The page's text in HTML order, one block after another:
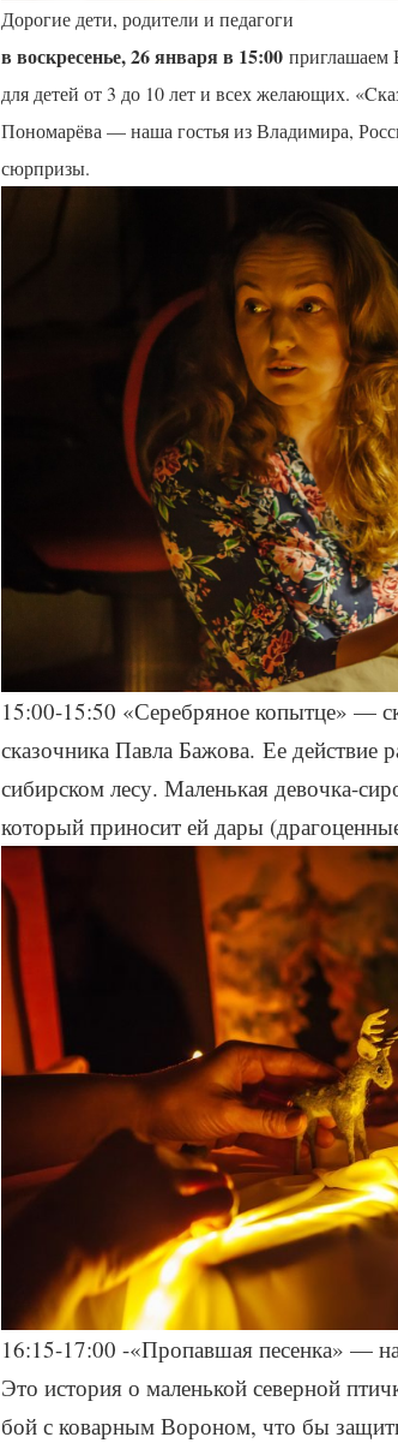
Дорогие дети, родители и педагоги
в воскресенье, 26 января в 15:00 приглашаем
для детей от 3 до 10 лет и всех желающих.
Пономарёва — наша гостья из Владимира,
сюрпризы.
15:00-15:50 «Серебряное копытце» —
сказочника Павла Бажова. Ее действие
сибирском лесу. Маленькая девочка-
который приносит ей дары
16:15-17:00 -«Пропавшая песенка» —
Это история о маленькой северной
бой с коварным Вороном, что бы